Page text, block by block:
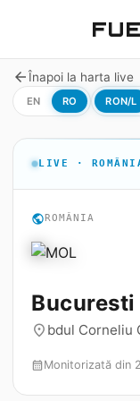
arrow_backÎnapoi la harta live
EN RO RON/L
LIVE ·
publicROMÂNIA
place bdul Corneliu
calendar_monthMonitorizată din